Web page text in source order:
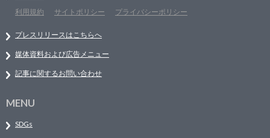
利用規約
サイトポリシー プライバシーポリシー
プレスリリースはこちらへ
媒体資料および広告メニュー
記事に関するお問い合わせ
MENU
SDGs